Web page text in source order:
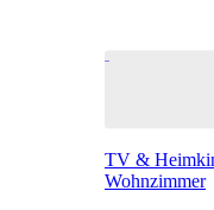
TV &
Wohnzimmer